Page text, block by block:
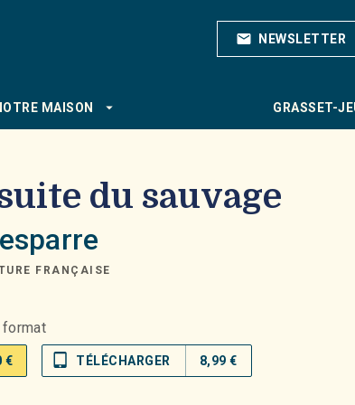
mail NEWSLETTER
MAISON arrow_drop_down GRASSET-
du sauvage
FRANÇAISE
format
€ tablet_mac TÉLÉCHARGER 8,99 €